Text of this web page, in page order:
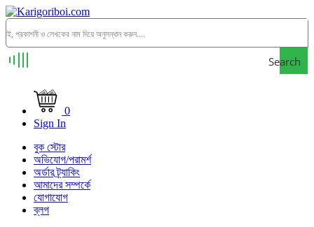
Search
0
Sign In
বুক স্টোর
অভিযোগ/পরামর্শ
অর্ডার ট্র্যাকিং
আমাদের সম্পর্কে
যোগাযোগ
ব্লগ